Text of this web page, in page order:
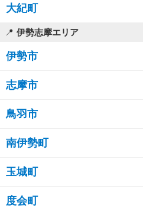
大紀町
伊勢志摩エリア
伊勢市
志摩市
鳥羽市
南伊勢町
玉城町
度会町